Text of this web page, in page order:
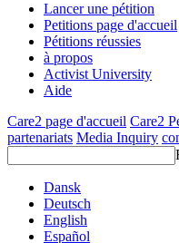
Lancer une pétition
Petitions page d'accueil
Pétitions réussies
à propos
Activist University
Aide
Care2 page d'accueil Care2
partenariats Media Inquiry
Dansk
Deutsch
English
Español